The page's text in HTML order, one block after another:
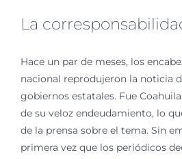
La
Hace un par de meses, los
nacional reprodujeron la noticia
gobiernos estatales. Fue
de su veloz endeudamiento, lo
de la prensa sobre el tema. Sin
primera vez que los periódicos